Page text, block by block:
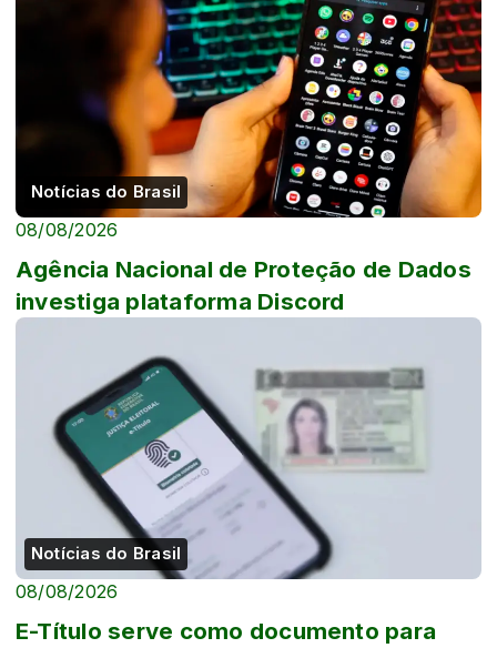
Notícias do Brasil
08/08/2026
Agência Nacional de Proteção de Dados
investiga plataforma Discord
Notícias do Brasil
08/08/2026
E-Título serve como documento para